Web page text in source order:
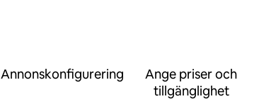
Annonskonfigurering
Ange priser och
tillgänglighet